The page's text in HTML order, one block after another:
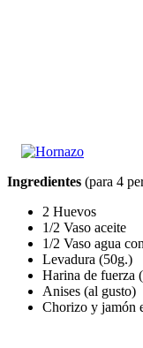
Ingredientes (para 4
2 Huevos
1/2 Vaso aceite
1/2 Vaso agua
Levadura (50g.)
Harina de fuerza
Anises (al gusto)
Chorizo y jamón